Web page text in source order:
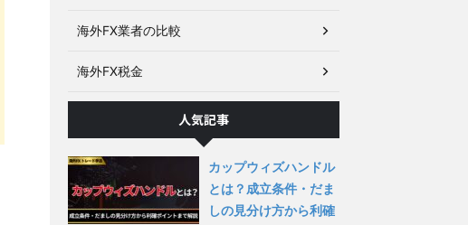
海外FX業者の比較
海外FX税金
人気記事
カップウィズハンドル
とは？成立条件・だま
しの見分け方から利確